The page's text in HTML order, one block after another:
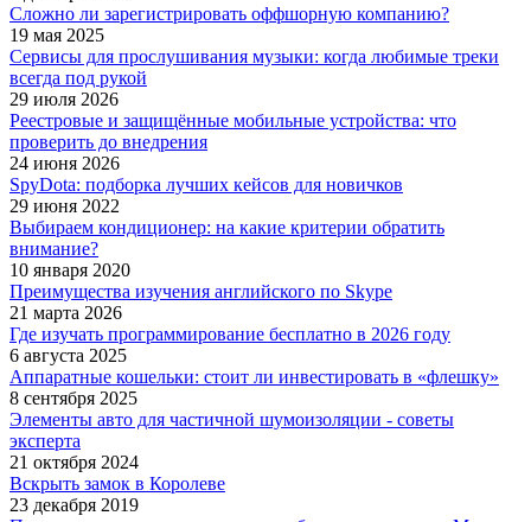
Сложно ли зарегистрировать оффшорную компанию?
19 мая 2025
Сервисы для прослушивания музыки: когда любимые треки
всегда под рукой
29 июля 2026
Реестровые и защищённые мобильные устройства: что
проверить до внедрения
24 июня 2026
SpyDota: подборка лучших кейсов для новичков
29 июня 2022
Выбираем кондиционер: на какие критерии обратить
внимание?
10 января 2020
Преимущества изучения английского по Skype
21 марта 2026
Где изучать программирование бесплатно в 2026 году
6 августа 2025
Аппаратные кошельки: стоит ли инвестировать в «флешку»
8 сентября 2025
Элементы авто для частичной шумоизоляции - советы
эксперта
21 октября 2024
Вскрыть замок в Королеве
23 декабря 2019